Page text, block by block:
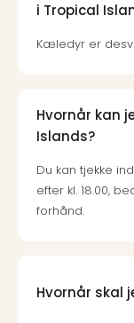
i Tropical
Kæledyr er
Hvornår kan
Islands?
Du kan tjekke
efter kl. 18.00,
forhånd.
Hvornår skal